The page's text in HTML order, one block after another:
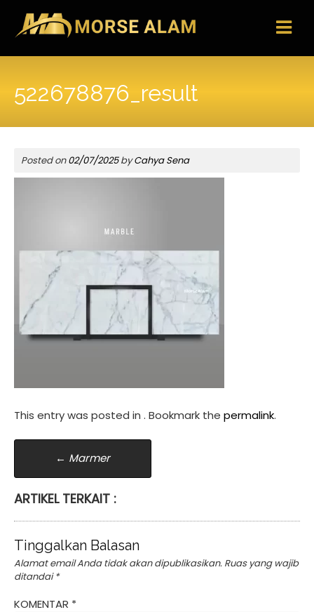
content
522678876_result
Posted on02/07/2025byCahya Sena
This entry was posted in . Bookmark the permalink.
Post
navigation
← Marmer
ARTIKEL TERKAIT :
Tinggalkan Balasan
Alamat email Anda tidak akan dipublikasikan. Ruas yang wajib
ditandai*
KOMENTAR *